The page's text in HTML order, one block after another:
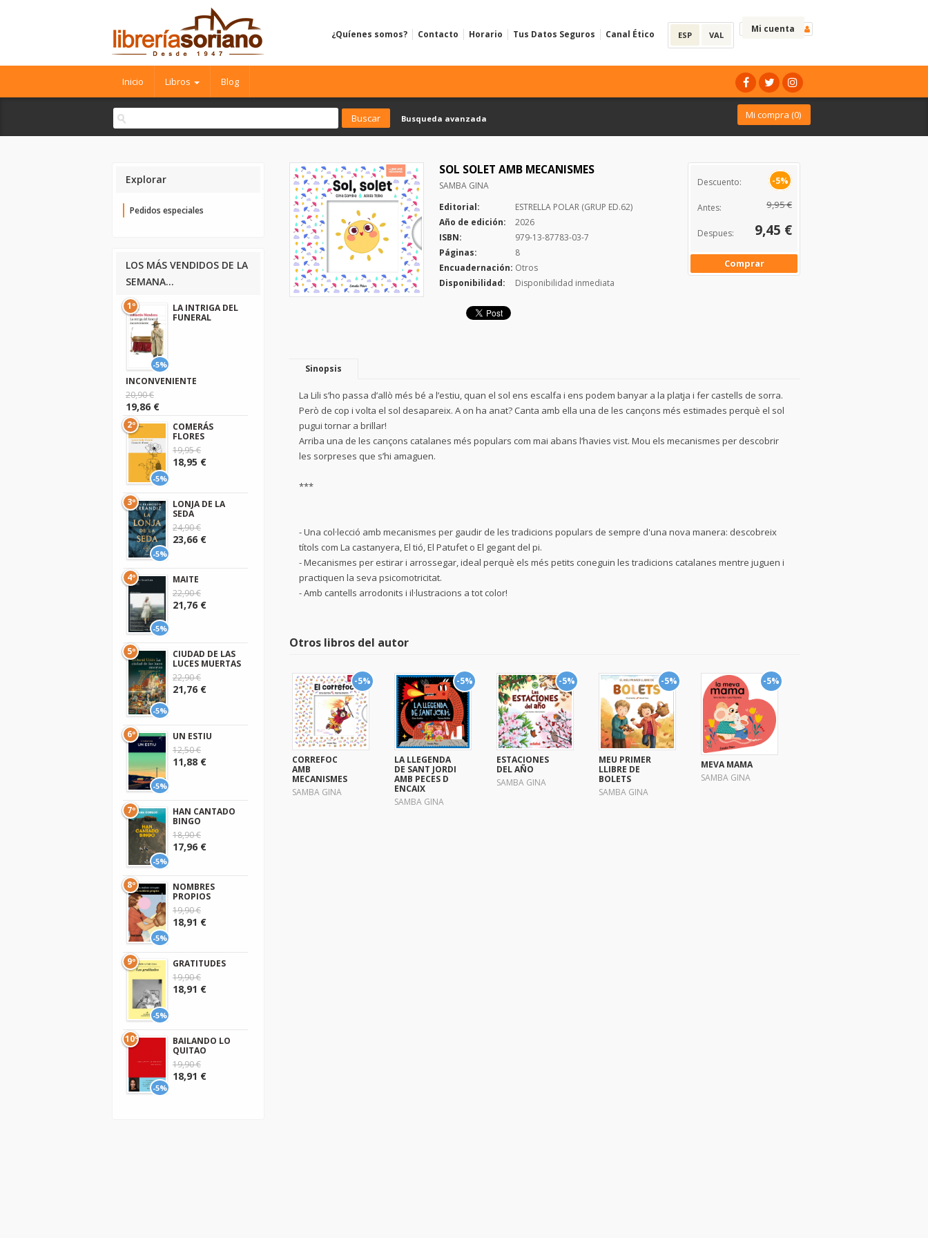
Mi cuenta
ESP VAL
¿Quíenes somos? Contacto Horario Tus Datos Seguros Canal Ético
Inicio Libros Blog
Busqueda avanzada Mi compra (0)
SOL SOLET AMB MECANISMES
SAMBA GINA
Editorial:
ESTRELLA POLAR (GRUP ED.62)
Año de edición:
2026
ISBN:
979-13-87783-03-7
Páginas:
8
Encuadernación: Otros
Disponibilidad:
Disponibilidad inmediata
Descuento: -5%
Antes: 9,95 €
Despues: 9,45 €
Comprar
Sinopsis
La Lili s’ho passa d’allò més bé a l’estiu, quan el sol ens escalfa i ens podem banyar a la platja i fer castells de sorra.
Però de cop i volta el sol desapareix. A on ha anat? Canta amb ella una de les cançons més estimades perquè el sol
pugui tornar a brillar!
Arriba una de les cançons catalanes més populars com mai abans l’havies vist. Mou els mecanismes per descobrir
les sorpreses que s’hi amaguen.
***
- Una col·lecció amb mecanismes per gaudir de les tradicions populars de sempre d'una nova manera: descobreix
títols com La castanyera, El tió, El Patufet o El gegant del pi.
- Mecanismes per estirar i arrossegar, ideal perquè els més petits coneguin les tradicions catalanes mentre juguen i
practiquen la seva psicomotricitat.
- Amb cantells arrodonits i il·lustracions a tot color!
Otros libros del autor
-5%
CORREFOC
AMB
MECANISMES
SAMBA GINA
-5%
LA LLEGENDA
DE SANT JORDI
AMB PECES D
ENCAIX
SAMBA GINA
-5%
ESTACIONES
DEL AÑO
SAMBA GINA
-5%
MEU PRIMER
LLIBRE DE
BOLETS
SAMBA GINA
-5%
MEVA MAMA
SAMBA GINA
Explorar
Pedidos especiales
LOS MÁS VENDIDOS DE LA
SEMANA...
-5%
1º
LA INTRIGA DEL
FUNERAL
INCONVENIENTE
20,90 €
19,86 €
-5%
2º
COMERÁS
FLORES
19,95 €
18,95 €
-5%
3º
LONJA DE LA
SEDA
24,90 €
23,66 €
-5%
4º
MAITE
22,90 €
21,76 €
-5%
5º
CIUDAD DE LAS
LUCES MUERTAS
22,90 €
21,76 €
-5%
6º
UN ESTIU
12,50 €
11,88 €
-5%
7º
HAN CANTADO
BINGO
18,90 €
17,96 €
-5%
8º
NOMBRES
PROPIOS
19,90 €
18,91 €
-5%
9º
GRATITUDES
19,90 €
18,91 €
-5%
10º
BAILANDO LO
QUITAO
19,90 €
18,91 €